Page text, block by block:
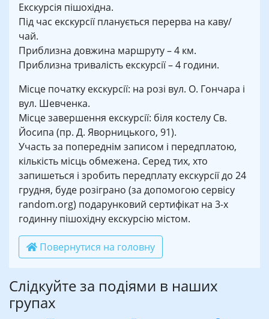
Екскурсія пішохідна.
Під час екскурсії планується перерва на каву/
чай.
Приблизна довжина маршруту – 4 км.
Приблизна тривалість екскурсії – 4 години.
Місце початку екскурсії: на розі вул. О. Гончара і
вул. Шевченка.
Місце завершення екскурсії: біля костелу Св.
Йосипа (пр. Д. Яворницького, 91).
Участь за попереднім записом і передплатою,
кількість місць обмежена. Серед тих, хто
запишеться і зробить передплату екскурсії до 24
грудня, буде розіграно (за допомогою сервісу
random.org) подарунковий сертифікат на 3-х
годинну пішохідну екскурсію містом.
Повернутися на головну
Слідкуйте за подіями в наших
групах